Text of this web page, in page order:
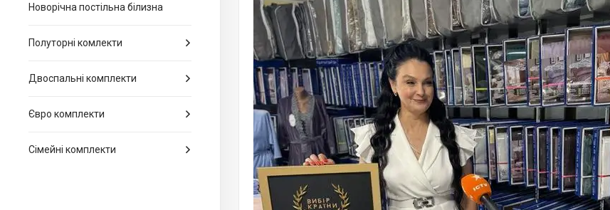
Новорічна постільна білизна
Полуторні комлекти
Двоспальні комплекти
Євро комплекти
Сімейні комплекти